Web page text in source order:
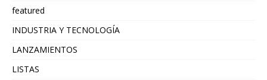
featured
INDUSTRIA Y TECNOLOGÍA
LANZAMIENTOS
LISTAS